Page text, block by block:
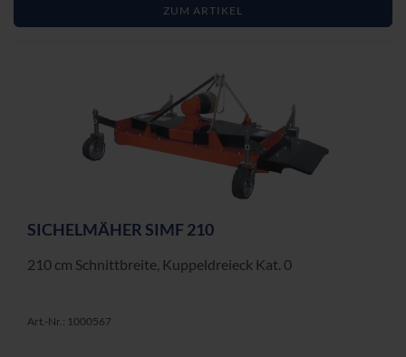
ZUM ARTIKEL
SI­CHEL­MÄ­HER SIMF 210
210 cm Schnitt­brei­te, Kup­pel­drei­eck Kat. 0
Art.-Nr.: 1000567